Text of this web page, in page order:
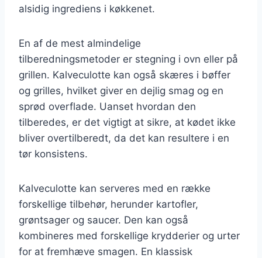
alsidig ingrediens i køkkenet.
En af de mest almindelige
tilberedningsmetoder er stegning i ovn eller på
grillen. Kalveculotte kan også skæres i bøffer
og grilles, hvilket giver en dejlig smag og en
sprød overflade. Uanset hvordan den
tilberedes, er det vigtigt at sikre, at kødet ikke
bliver overtilberedt, da det kan resultere i en
tør konsistens.
Kalveculotte kan serveres med en række
forskellige tilbehør, herunder kartofler,
grøntsager og saucer. Den kan også
kombineres med forskellige krydderier og urter
for at fremhæve smagen. En klassisk